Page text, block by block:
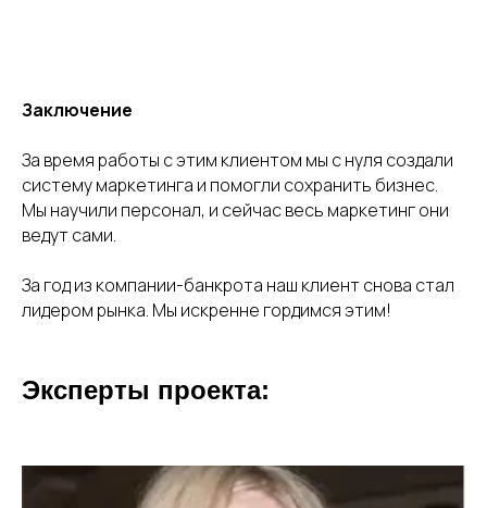
Заключение
За время работы с этим клиентом мы с нуля создали
систему маркетинга и помогли сохранить бизнес.
Мы научили персонал, и сейчас весь маркетинг они
ведут сами.
За год из компании-банкрота наш клиент снова стал
лидером рынка. Мы искренне гордимся этим!
Эксперты проекта: